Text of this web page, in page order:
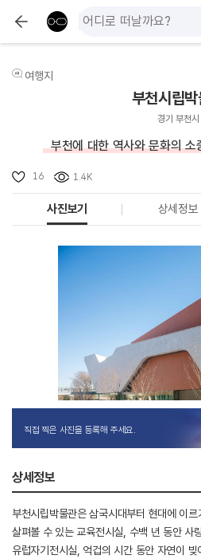
여행지
부천시립
경기 부천시
부천에 대한 역사와 문화의
16 1.4K
사진보기 상세정보
직접 찍은 사진을 등록해 주세요.
상세정보
부천시립박물관은 삼국시대부터 현대에 이
살펴볼 수 있는 교육전시실, 수백 년 동안 사
유럽자기전시실, 억겁의 시간 동안 자연이